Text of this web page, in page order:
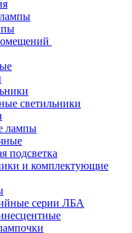
светильники
лампы
подсветка
и комплектующие
серии ЛБА